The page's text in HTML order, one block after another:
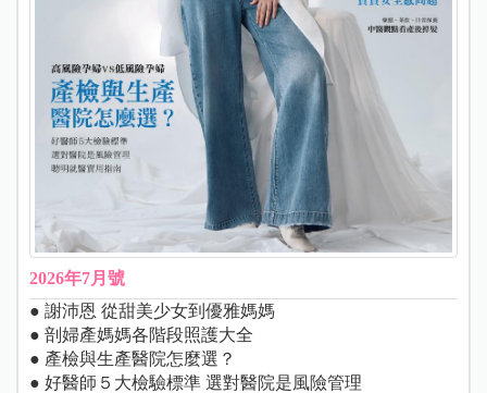
2026年7月號
● 謝沛恩 從甜美少女到優雅媽媽
● 剖婦產媽媽各階段照護大全
● 產檢與生產醫院怎麼選？
● 好醫師５大檢驗標準 選對醫院是風險管理